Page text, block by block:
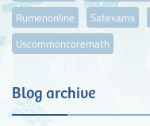
Rumenonline
Satexams
Uscommoncoremath
Blog archive